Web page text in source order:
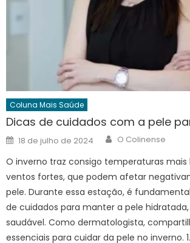
Coluna Mais Saúde
Dicas de cuidados com a pele
Posted
on
18 de julho de 2024 Author
O Colinense
O inverno traz consigo temperaturas mais
ventos fortes, que podem afetar
pele. Durante essa estação, é
de cuidados para manter a pele
saudável. Como dermatologista,
essenciais para cuidar da pele no inverno.